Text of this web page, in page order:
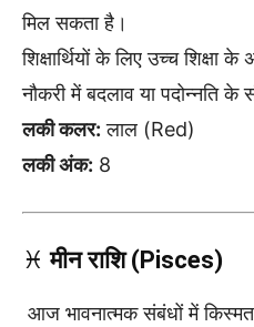
मिल सकता है।
शिक्षार्थियों के लिए उच्च शिक्षा
नौकरी में बदलाव या पदोन्नति
लकी कलर: लाल (Red)
लकी अंक: 8
♓मीन राशि (Pisces)
आज भावनात्मक संबंधों में किस्मत